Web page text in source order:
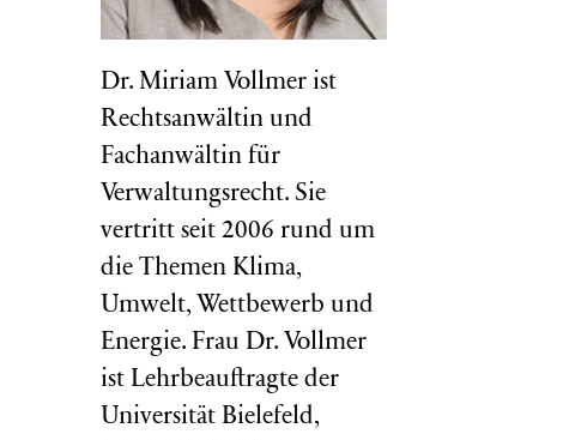
Dr. Miriam Vollmer ist
Rechtsanwältin und
Fachanwältin für
Verwaltungsrecht. Sie
vertritt seit 2006 rund um
die Themen Klima,
Umwelt, Wettbewerb und
Energie. Frau Dr. Vollmer
ist Lehrbeauftragte der
Universität Bielefeld,